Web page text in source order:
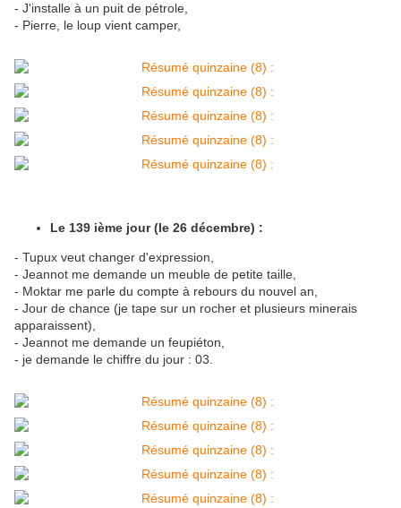
- J'installe à un puit de pétrole,
- Pierre, le loup vient camper,
Le 139 ième jour (le 26 décembre) :
- Tupux veut changer d'expression,
- Jeannot me demande un meuble de petite taille,
- Moktar me parle du compte à rebours du nouvel an,
- Jour de chance (je tape sur un rocher et plusieurs minerais
apparaissent),
- Jeannot me demande un feupiéton,
- je demande le chiffre du jour : 03.